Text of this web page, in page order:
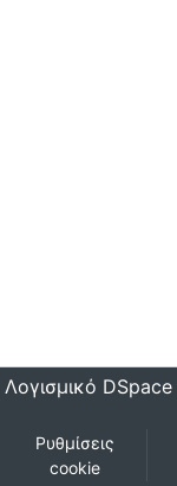
Λογισμικό DSpace
Ρυθμίσεις
cookie